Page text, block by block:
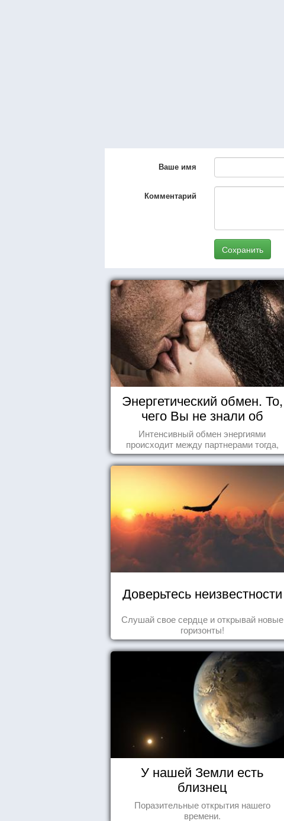
Ваше имя
Комментарий
Сохранить
Энергетический обмен. То,
чего Вы не знали об
отношениях
Интенсивный обмен энергиями
происходит между партнерами тогда,
когда они испытывают симпатию друг к
другу...
Доверьтесь неизвестности
Слушай свое сердце и открывай новые
горизонты!
У нашей Земли есть
близнец
Поразительные открытия нашего
времени.